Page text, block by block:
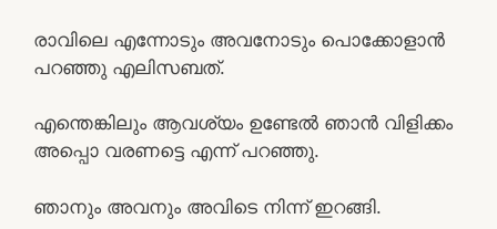
രാവിലെ എന്നോടും അവനോടും പൊക്കോളാൻ
പറഞ്ഞു എലിസബത്.
എന്തെങ്കിലും ആവശ്യം ഉണ്ടേൽ ഞാൻ വിളിക്കം
അപ്പൊ വരണട്ടെ എന്ന് പറഞ്ഞു.
ഞാനും അവനും അവിടെ നിന്ന് ഇറങ്ങി.